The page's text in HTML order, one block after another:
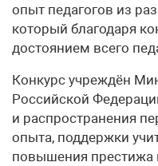
опыт педагогов из
который благодаря
достоянием всего
Конкурс учреждён
Российской
и распространения
опыта, поддержки
повышения престижа